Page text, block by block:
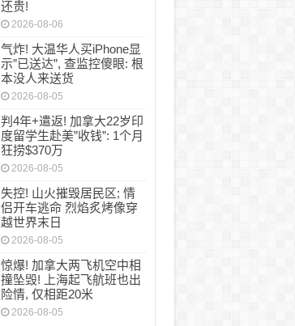
还贵!
2026-08-06
气炸! 大温华人买iPhone显
示”已送达”, 查监控傻眼: 根
本没人来送货
2026-08-05
判4年+遣返! 加拿大22岁印
度留学生赴美”收钱”: 1个月
狂捞$370万
2026-08-05
失控! 山火摧毁居民区; 情
侣开车逃命 烈焰炙烤像穿
越世界末日
2026-08-05
惊爆! 加拿大两飞机空中相
撞坠毁! 上海起飞航班也出
险情, 仅相距20米
2026-08-05